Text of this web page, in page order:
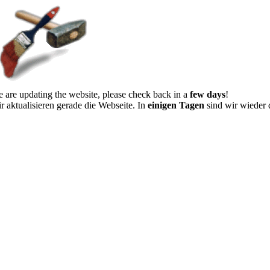
are updating the website, please check back in a few days!
aktualisieren gerade die Webseite. In einigen Tagen sind wir wieder